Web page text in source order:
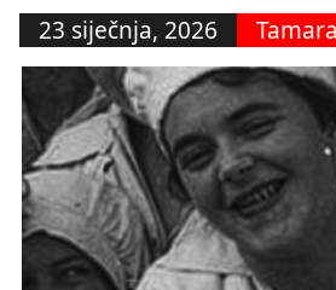
23 siječnja, 2026